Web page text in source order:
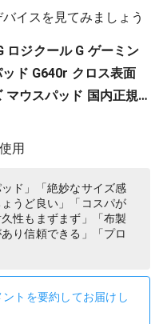
イスを見てみましょう
ロジクール G ゲーミン
ド G640r クロス表面
マウスパッド 国内正規
用
ド」「絶妙なサイズ感
うど良い」「コスパが
性もまずまず」「布製
り信頼できる」「プロ
トを要約してお届けし